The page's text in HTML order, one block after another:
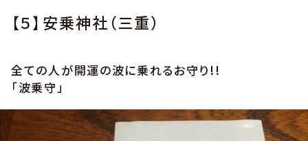
【５】安乗神社（三重）
全ての人が開運の波に乗れるお守り!!
「波乗守」